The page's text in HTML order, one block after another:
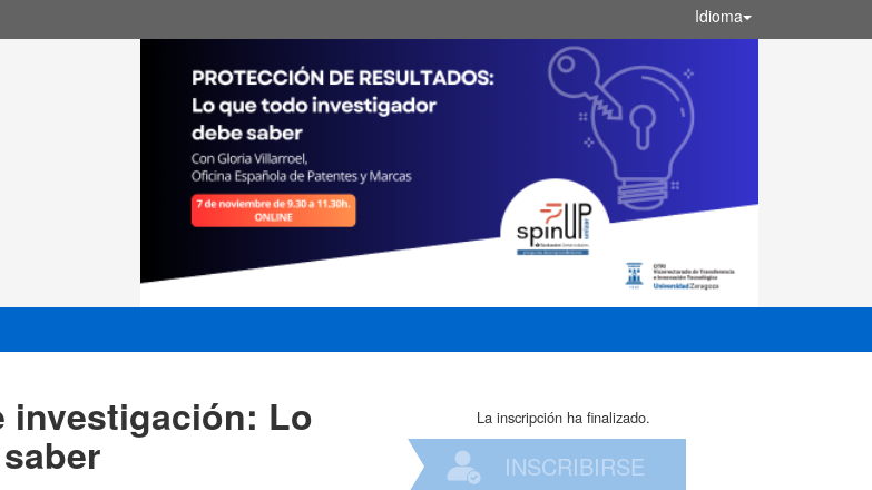
Idioma
investigación: Lo La inscripción ha finalizado.
INSCRIBIRSE